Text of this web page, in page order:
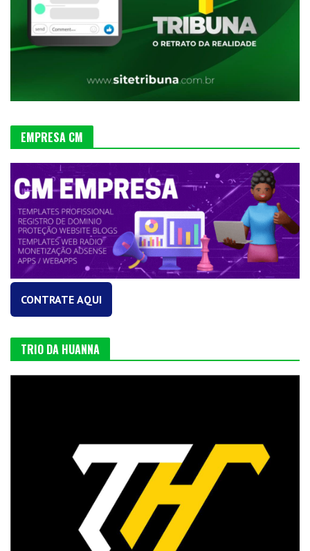
EMPRESA CM
CONTRATE AQUI
TRIO DA HUANNA